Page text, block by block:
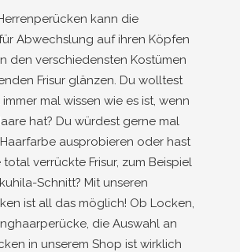
kann die
Abwechslung auf ihren Köpfen
den verschiedensten Kostümen
Frisur glänzen. Du wolltest
mal wissen wie es ist, wenn
hat? Du würdest gerne mal
ausprobieren oder hast
total verrückte Frisur, zum Beispiel
Schnitt? Mit unseren
ist all das möglich! Ob Locken,
die Auswahl an
in unserem Shop ist wirklich